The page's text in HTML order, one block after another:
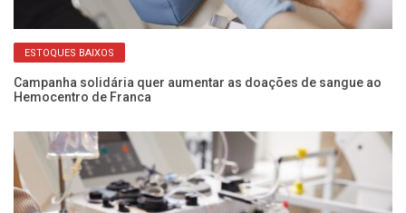
ESTOQUES BAIXOS
Campanha solidária quer aumentar as doações de sangue ao
Hemocentro de Franca